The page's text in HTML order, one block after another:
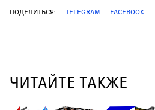
ПОДЕЛИТЬСЯ: TELEGRAM FACEBOOK
ЧИТАЙТЕ ТАКЖЕ